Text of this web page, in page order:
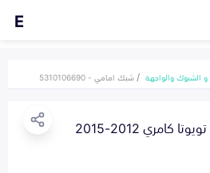
E
الشبوك والواجهة شبك امامي - 5310106690